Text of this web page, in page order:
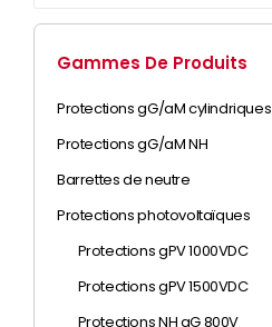
Gammes De Produits
Protections gG/aM cylindriques
Protections gG/aM NH
Barrettes de neutre
Protections photovoltaïques
Protections gPV 1000VDC
Protections gPV 1500VDC
Protections NH gG 800V